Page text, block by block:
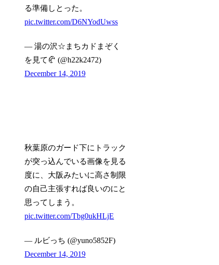
る準備しとった。
pic.twitter.com/D6NYodUwss
— 湯の沢☆まちカドまぞく
を見て🥐 (@h22k2472)
December 14, 2019
秋葉原のガード下にトラック
が突っ込んでいる画像を見る
度に、大阪みたいに高さ制限
の自己主張すれば良いのにと
思ってしまう。
pic.twitter.com/Tbg0ukHLjE
— ルビっち (@yuno5852F)
December 14, 2019